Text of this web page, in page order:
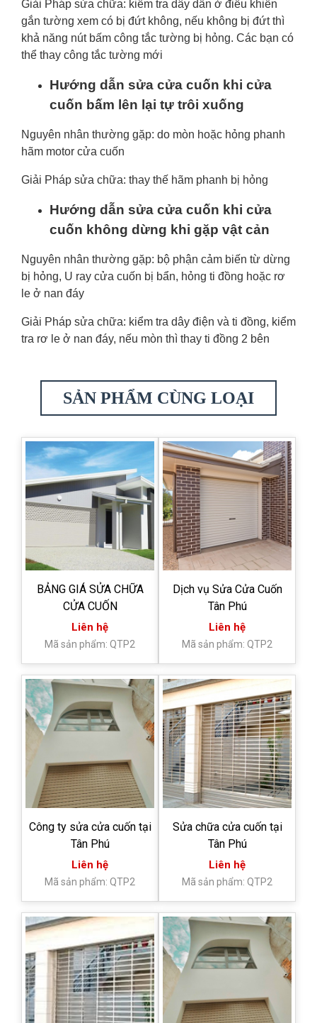
Giải Pháp sửa chữa: kiểm tra dây dẫn ở điều khiển
gắn tường xem có bị đứt không, nếu không bị đứt thì
khả năng nút bấm công tắc tường bị hỏng. Các bạn có
thể thay công tắc tường mới
Hướng dẫn sửa cửa cuốn khi cửa
cuốn bấm lên lại tự trôi xuống
Nguyên nhân thường gặp: do mòn hoặc hỏng phanh
hãm motor cửa cuốn
Giải Pháp sửa chữa: thay thế hãm phanh bị hỏng
Hướng dẫn sửa cửa cuốn khi cửa
cuốn không dừng khi gặp vật cản
Nguyên nhân thường gặp: bộ phận cảm biến từ dừng
bị hỏng, U ray cửa cuốn bị bẩn, hỏng ti đồng hoặc rơ
le ở nan đáy
Giải Pháp sửa chữa: kiểm tra dây điện và ti đồng, kiểm
tra rơ le ở nan đáy, nếu mòn thì thay ti đồng 2 bên
SẢN PHẨM CÙNG LOẠI
BẢNG GIÁ SỬA CHỮA
CỬA CUỐN
Liên hệ
Mã sản phẩm: QTP2
Dịch vụ Sửa Cửa Cuốn
Tân Phú
Liên hệ
Mã sản phẩm: QTP2
Công ty sửa cửa cuốn tại
Tân Phú
Liên hệ
Mã sản phẩm: QTP2
Sửa chữa cửa cuốn tại
Tân Phú
Liên hệ
Mã sản phẩm: QTP2